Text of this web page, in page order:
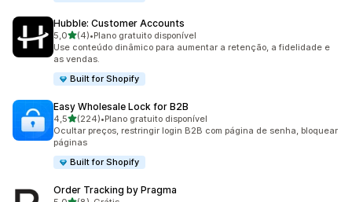
Hubble: Customer Accounts
5,0de 5 estrelas
(4)
4 avaliações ao todo
•Plano gratuito disponível
Use conteúdo dinâmico para aumentar a retenção, a fidelidade e
as vendas.
Built for Shopify
Easy Wholesale Lock for B2B
4,5de 5 estrelas
(224)
224 avaliações ao todo
•Plano gratuito disponível
Ocultar preços, restringir login B2B com página de senha, bloquear
páginas
Built for Shopify
Order Tracking by Pragma